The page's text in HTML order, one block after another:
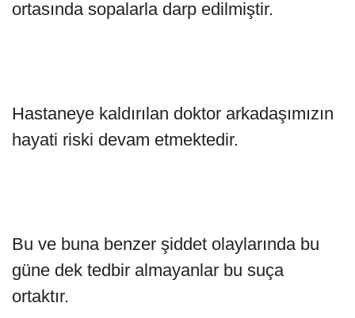
ortasında sopalarla darp edilmiştir.
Hastaneye kaldırılan doktor arkadaşımızın
hayati riski devam etmektedir.
Bu ve buna benzer şiddet olaylarında bu
güne dek tedbir almayanlar bu suça
ortaktır.